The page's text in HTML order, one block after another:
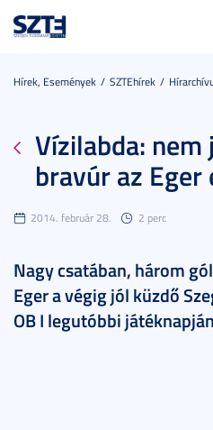
Hírek, Események SZTEhírek
Vízilabda:
bravúr az Eger
2014. február 28. 2 perc
Nagy csatában, három
Eger a végig jól küzdő
OB I legutóbbi